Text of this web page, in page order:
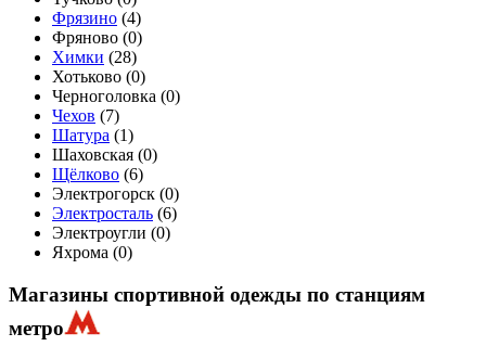
Фрязино (4)
Фряново (0)
Химки (28)
Хотьково (0)
Черноголовка (0)
Чехов (7)
Шатура (1)
Шаховская (0)
Щёлково (6)
Электрогорск (0)
Электросталь (6)
Электроугли (0)
Яхрома (0)
Магазины спортивной одежды по станциям
метро